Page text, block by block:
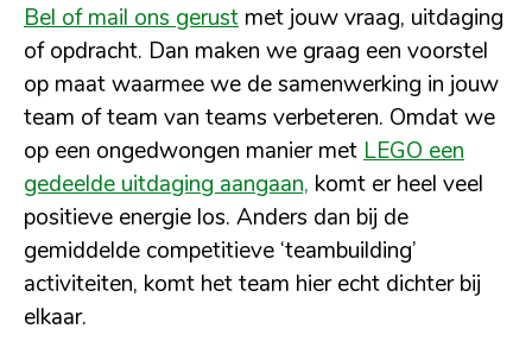
Bel of mail ons gerust met jouw vraag, uitdaging
of opdracht. Dan maken we graag een voorstel
op maat waarmee we de samenwerking in jouw
team of team van teams verbeteren. Omdat we
op een ongedwongen manier met LEGO een
gedeelde uitdaging aangaan, komt er heel veel
positieve energie los. Anders dan bij de
gemiddelde competitieve ‘teambuilding’
activiteiten, komt het team hier echt dichter bij
elkaar.